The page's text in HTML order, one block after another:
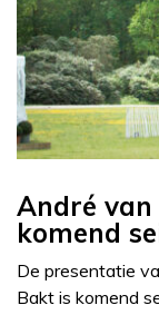
André
komend
De presentatie
Bakt is komend